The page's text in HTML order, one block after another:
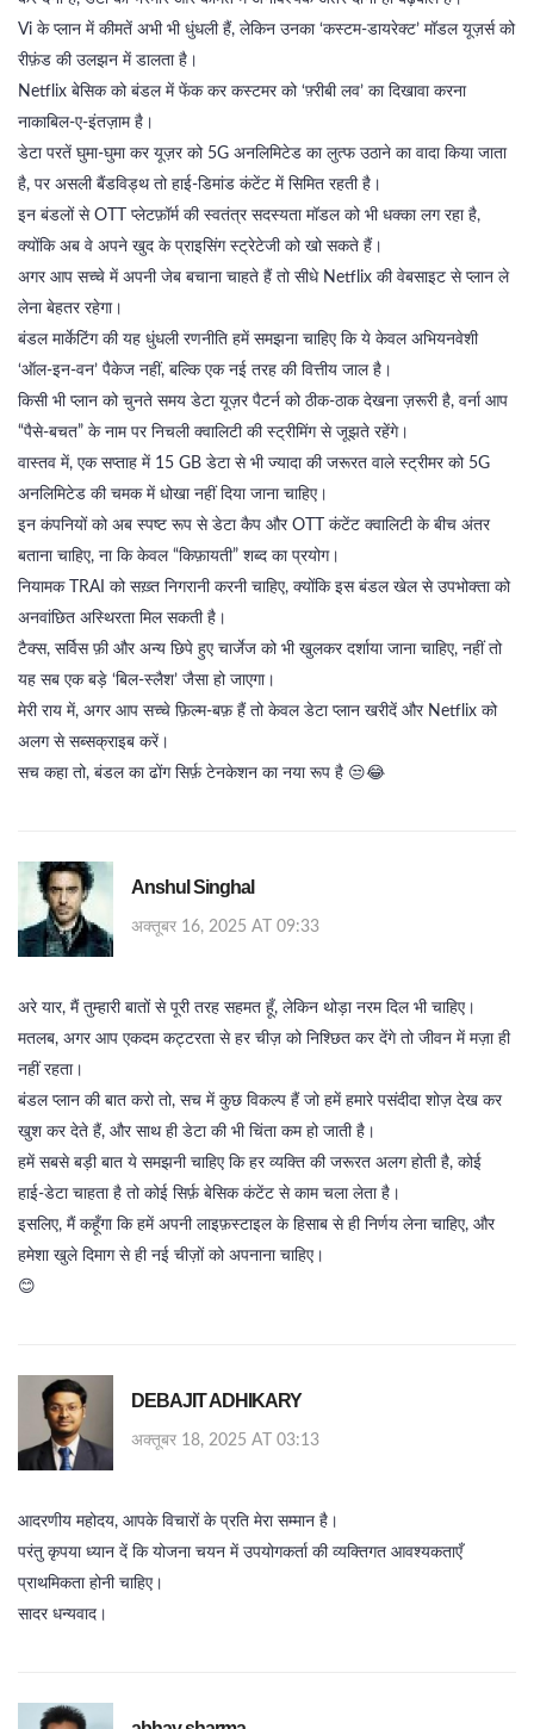
Vi के प्लान में कीमतें अभी भी धुंधली हैं, लेकिन उनका ‘कस्टम‑डायरेक्ट’ मॉडल यूज़र्स को
रीफ़ंड की उलझन में डालता है।
Netflix बेसिक को बंडल में फेंक कर कस्टमर को ‘फ़्रीबी लव’ का दिखावा करना
नाकाबिल‑ए‑इंतज़ाम है।
डेटा परतें घुमा‑घुमा कर यूज़र को 5G अनलिमिटेड का लुत्फ उठाने का वादा किया जाता
है, पर असली बैंडविड्थ तो हाई‑डिमांड कंटेंट में सिमित रहती है।
इन बंडलों से OTT प्लेटफ़ॉर्म की स्वतंत्र सदस्यता मॉडल को भी धक्का लग रहा है,
क्योंकि अब वे अपने खुद के प्राइसिंग स्ट्रेटेजी को खो सकते हैं।
अगर आप सच्चे में अपनी जेब बचाना चाहते हैं तो सीधे Netflix की वेबसाइट से प्लान ले
लेना बेहतर रहेगा।
बंडल मार्केटिंग की यह धुंधली रणनीति हमें समझना चाहिए कि ये केवल अभियनवेशी
‘ऑल‑इन‑वन’ पैकेज नहीं, बल्कि एक नई तरह की वित्तीय जाल है।
किसी भी प्लान को चुनते समय डेटा यूज़र पैटर्न को ठीक‑ठाक देखना ज़रूरी है, वर्ना आप
“पैसे‑बचत” के नाम पर निचली क्वालिटी की स्ट्रीमिंग से जूझते रहेंगे।
वास्तव में, एक सप्ताह में 15 GB डेटा से भी ज्यादा की जरूरत वाले स्ट्रीमर को 5G
अनलिमिटेड की चमक में धोखा नहीं दिया जाना चाहिए।
इन कंपनियों को अब स्पष्ट रूप से डेटा कैप और OTT कंटेंट क्वालिटी के बीच अंतर
बताना चाहिए, ना कि केवल “किफ़ायती” शब्द का प्रयोग।
नियामक TRAI को सख़्त निगरानी करनी चाहिए, क्योंकि इस बंडल खेल से उपभोक्ता को
अनवांछित अस्थिरता मिल सकती है।
टैक्स, सर्विस फ़ी और अन्य छिपे हुए चार्जेज को भी खुलकर दर्शाया जाना चाहिए, नहीं तो
यह सब एक बड़े ‘बिल‑स्लैश’ जैसा हो जाएगा।
मेरी राय में, अगर आप सच्चे फ़िल्म‑बफ़ हैं तो केवल डेटा प्लान खरीदें और Netflix को
अलग से सब्सक्राइब करें।
सच कहा तो, बंडल का ढोंग सिर्फ़ टेनकेशन का नया रूप है 😒😂
Anshul Singhal
अक्तूबर 16, 2025 AT 09:33
अरे यार, मैं तुम्हारी बातों से पूरी तरह सहमत हूँ, लेकिन थोड़ा नरम दिल भी चाहिए।
मतलब, अगर आप एकदम कट्टरता से हर चीज़ को निश्‍छित कर देंगे तो जीवन में मज़ा ही
नहीं रहता।
बंडल प्लान की बात करो तो, सच में कुछ विकल्प हैं जो हमें हमारे पसंदीदा शोज़ देख कर
खुश कर देते हैं, और साथ ही डेटा की भी चिंता कम हो जाती है।
हमें सबसे बड़ी बात ये समझनी चाहिए कि हर व्यक्ति की जरूरत अलग होती है, कोई
हाई‑डेटा चाहता है तो कोई सिर्फ़ बेसिक कंटेंट से काम चला लेता है।
इसलिए, मैं कहूँगा कि हमें अपनी लाइफ़स्टाइल के हिसाब से ही निर्णय लेना चाहिए, और
हमेशा खुले दिमाग से ही नई चीज़ों को अपनाना चाहिए।
😊
DEBAJIT ADHIKARY
अक्तूबर 18, 2025 AT 03:13
आदरणीय महोदय, आपके विचारों के प्रति मेरा सम्मान है।
परंतु कृपया ध्यान दें कि योजना चयन में उपयोगकर्ता की व्यक्तिगत आवश्यकताएँ
प्राथमिकता होनी चाहिए।
सादर धन्यवाद।